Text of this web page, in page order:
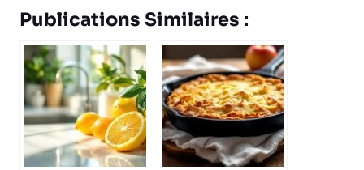
Publications Similaires :